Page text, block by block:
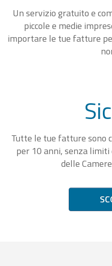
Un servizio gratuito e
piccole e medie
importare le tue fatture
Tutte le tue fatture sono
per 10 anni, senza limiti
delle